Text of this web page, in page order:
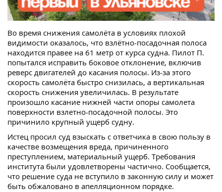
Во время снижения самолёта в условиях плохой
видимости оказалось, что взлётно-посадочная полоса
находится правее на 61 метр от курса судна. Пилот П.
попытался исправить боковое отклонение, включив
реверс двигателей до касания полосы. Из-за этого
скорость самолёта быстро снизилась, а вертикальная
скорость снижения увеличилась. В результате
произошло касание нижней части опоры самолета
поверхности взлетно-посадочной полосы. Это
причинило крупный ущерб судну.
Истец просил суд взыскать с ответчика в свою пользу в
качестве возмещения вреда, причиненного
преступлением, материальный ущерб. Требования
института были удовлетворены частично. Сообщается,
что решение суда не вступило в законную силу и может
быть обжаловано в апелляционном порядке.